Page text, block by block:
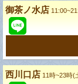
御茶ノ水店
西川口店 11時~23時(